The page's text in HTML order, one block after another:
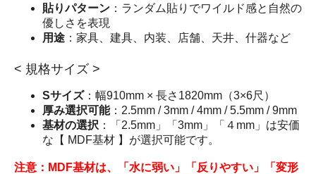
貼りパターン ：ランダム貼りでワイルド感と自然の
優しさを表現
用途 ：家具、建具、内装、店舗、天井、什器など
< 規格サイズ >
Sサイズ：幅910mm × 長さ1820mm（3×6尺）
厚み選択可能：2.5mm / 3mm / 4mm / 5.5mm / 9mm
基材の選択 ：「2.5mm」「3mm」「４mm」は安価
な【 MDF基材 】が選択可能です。
注意：MDF基材は、「水に弱い」「反りやすい」「変形